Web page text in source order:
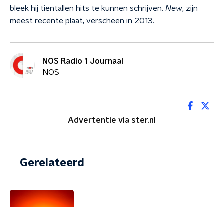
bleek hij tientallen hits te kunnen schrijven. New, zijn
meest recente plaat, verscheen in 2013.
NOS Radio 1 Journaal
NOS
Advertentie via ster.nl
Gerelateerd